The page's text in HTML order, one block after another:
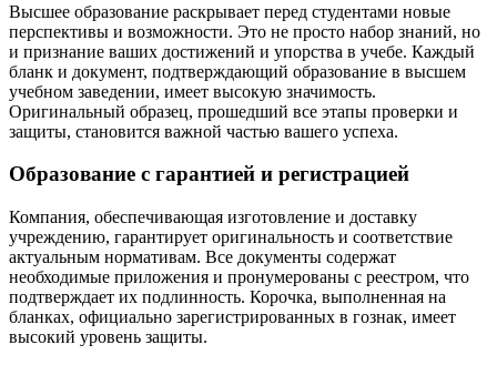
Высшее образование раскрывает перед студентами новые
перспективы и возможности. Это не просто набор знаний, но
и признание ваших достижений и упорства в учебе. Каждый
бланк и документ, подтверждающий образование в высшем
учебном заведении, имеет высокую значимость.
Оригинальный образец, прошедший все этапы проверки и
защиты, становится важной частью вашего успеха.
Образование с гарантией и регистрацией
Компания, обеспечивающая изготовление и доставку
учреждению, гарантирует оригинальность и соответствие
актуальным нормативам. Все документы содержат
необходимые приложения и пронумерованы с реестром, что
подтверждает их подлинность. Корочка, выполненная на
бланках, официально зарегистрированных в гознак, имеет
высокий уровень защиты.